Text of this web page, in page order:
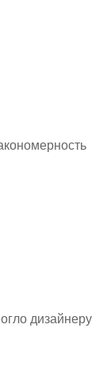
дизайнеру